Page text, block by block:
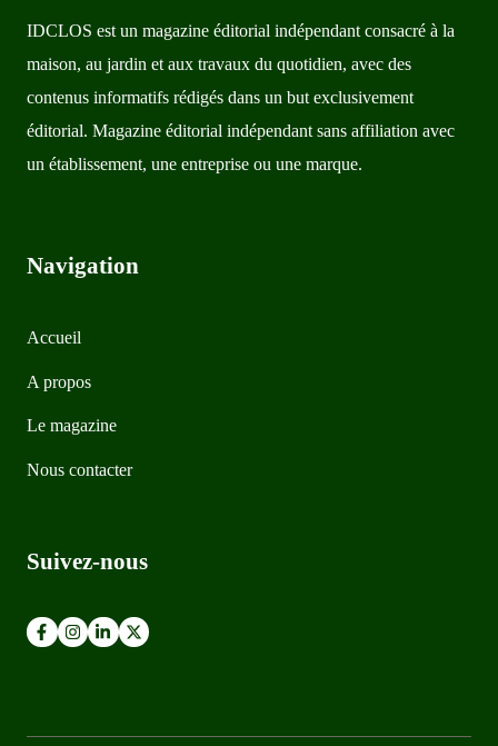
IDCLOS est un magazine éditorial indépendant consacré à la
maison, au jardin et aux travaux du quotidien, avec des
contenus informatifs rédigés dans un but exclusivement
éditorial. Magazine éditorial indépendant sans affiliation avec
un établissement, une entreprise ou une marque.
Navigation
Accueil
A propos
Le magazine
Nous contacter
Suivez-nous